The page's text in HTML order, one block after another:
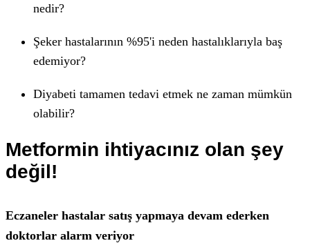
nedir?
Şeker hastalarının %95'i neden hastalıklarıyla baş
edemiyor?
Diyabeti tamamen tedavi etmek ne zaman mümkün
olabilir?
Metformin ihtiyacınız olan şey
değil!
Eczaneler hastalar satış yapmaya devam ederken
doktorlar alarm veriyor